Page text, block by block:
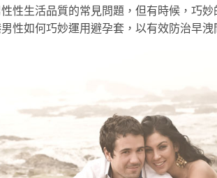
性生活品質的常見問題，但有時候，巧
性如何巧妙運用避孕套，以有效防治早洩